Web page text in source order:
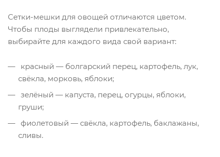
Сетки-мешки для овощей отличаются цветом.
Чтобы плоды выглядели привлекательно,
выбирайте для каждого вида свой вариант:
красный — болгарский перец, картофель, лук,
свёкла, морковь, яблоки;
зелёный — капуста, перец, огурцы, яблоки,
груши;
фиолетовый — свёкла, картофель, баклажаны,
сливы.